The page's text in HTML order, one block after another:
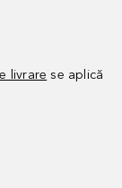
livrare se aplică